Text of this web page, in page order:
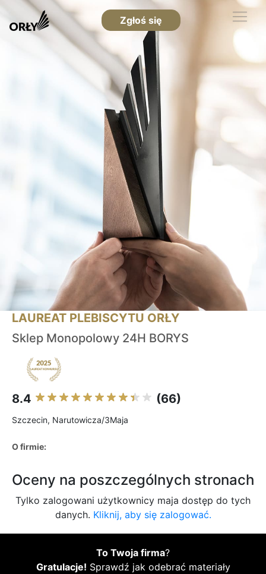
Zgłoś się
LAUREAT PLEBISCYTU ORŁY
Sklep Monopolowy 24H BORYS
8.4 (66)
Szczecin, Narutowicza/3Maja
O firmie:
Oceny na poszczególnych stronach
Tylko zalogowani użytkownicy maja dostęp do tych
danych. Kliknij, aby się zalogować.
To Twoja firma?
Gratulacje! Sprawdź jak odebrać materiały